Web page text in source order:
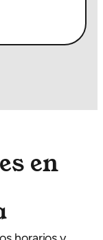
en